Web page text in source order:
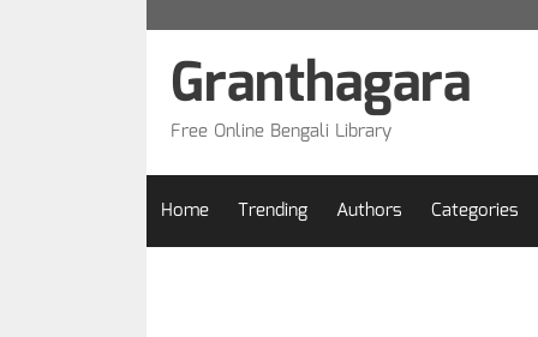
Granthagara
Free Online Bengali Library
Home Trending Authors Categories